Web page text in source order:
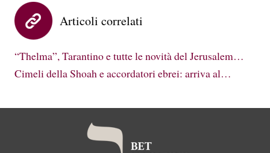
Articoli correlati
“Thelma”, Tarantino e tutte le novità del Jerusalem…
Cimeli della Shoah e accordatori ebrei: arriva al…